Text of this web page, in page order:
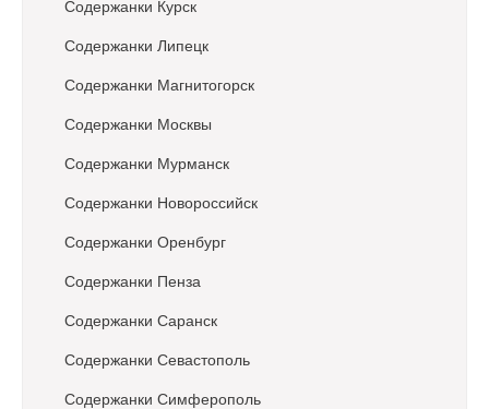
Содержанки Курск
Содержанки Липецк
Содержанки Магнитогорск
Содержанки Москвы
Содержанки Мурманск
Содержанки Новороссийск
Содержанки Оренбург
Содержанки Пенза
Содержанки Саранск
Содержанки Севастополь
Содержанки Симферополь